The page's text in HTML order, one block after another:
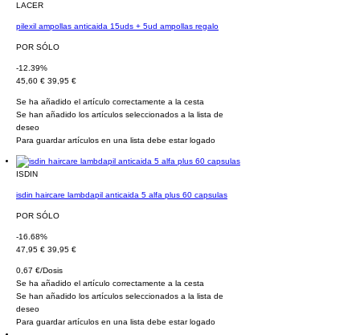
LACER
pilexil ampollas anticaida 15uds + 5ud ampollas regalo
POR SÓLO
-12.39%
45,60 € 39,95 €
Se ha añadido el artículo correctamente a la cesta
Se han añadido los artículos seleccionados a la lista de
deseo
Para guardar artículos en una lista debe estar logado
ISDIN
isdin haircare lambdapil anticaida 5 alfa plus 60 capsulas
POR SÓLO
-16.68%
47,95 € 39,95 €
0,67 €/Dosis
Se ha añadido el artículo correctamente a la cesta
Se han añadido los artículos seleccionados a la lista de
deseo
Para guardar artículos en una lista debe estar logado